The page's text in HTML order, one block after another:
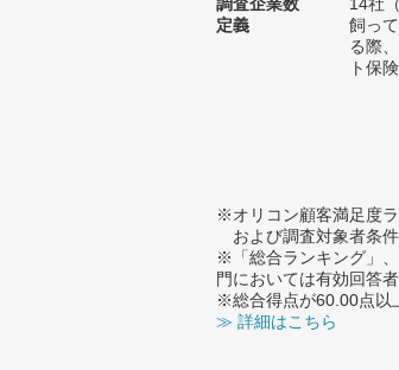
定義
飼っ
る際
ト保
※オリコン顧客満足度
および調査対象者条件
※「総合ランキング」
門においては有効回答
※総合得点が60.00点以
≫ 詳細はこちら